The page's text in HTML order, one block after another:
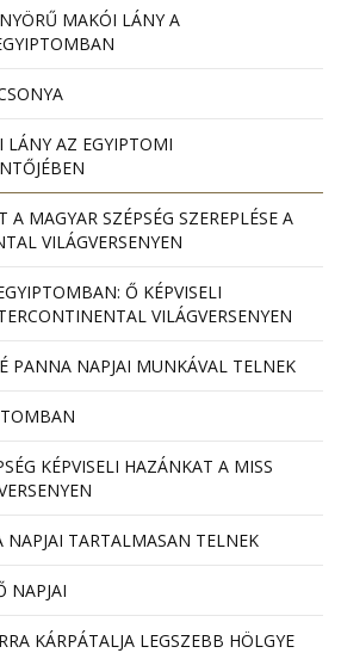
MAKÓI LÁNY A
LÁNY AZ EGYIPTOMI
A MAGYAR SZÉPSÉG SZEREPLÉSE A
VILÁGVERSENYEN
Ő KÉPVISELI
VILÁGVERSENYEN
PANNA NAPJAI MUNKÁVAL TELNEK
KÉPVISELI HAZÁNKAT A MISS
NAPJAI TARTALMASAN TELNEK
NAPJAI
KÁRPÁTALJA LEGSZEBB HÖLGYE